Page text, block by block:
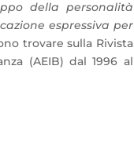
della personalità
espressiva per
trovare sulla Rivista
(AEIB) dal 1996 al